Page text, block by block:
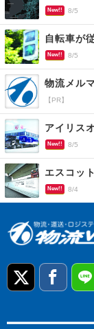
New!! 8/5
New!! 8/5
物流メル
【PR】
アイリス
New!! 8/5
エスコッ
New!! 8/4